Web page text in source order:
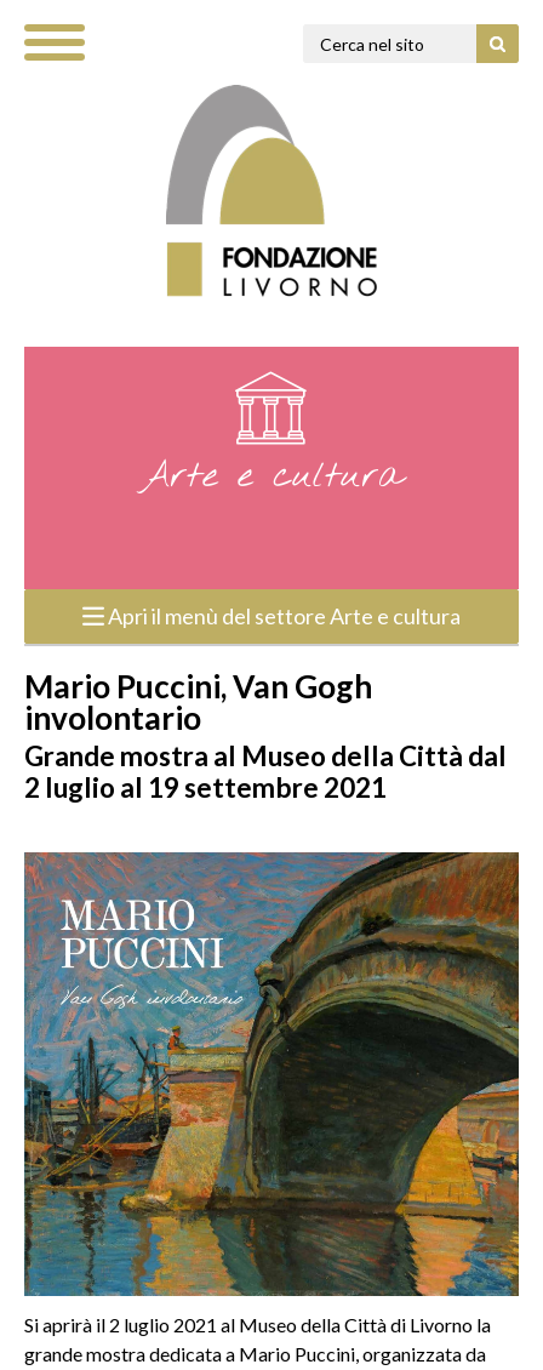
Arte e cultura
Apri il menù del settore Arte e cultura
Mario Puccini, Van Gogh
involontario
Grande mostra al Museo della Città dal
2 luglio al 19 settembre 2021
Si aprirà il 2 luglio 2021 al Museo della Città di Livorno la
grande mostra dedicata a Mario Puccini, organizzata da